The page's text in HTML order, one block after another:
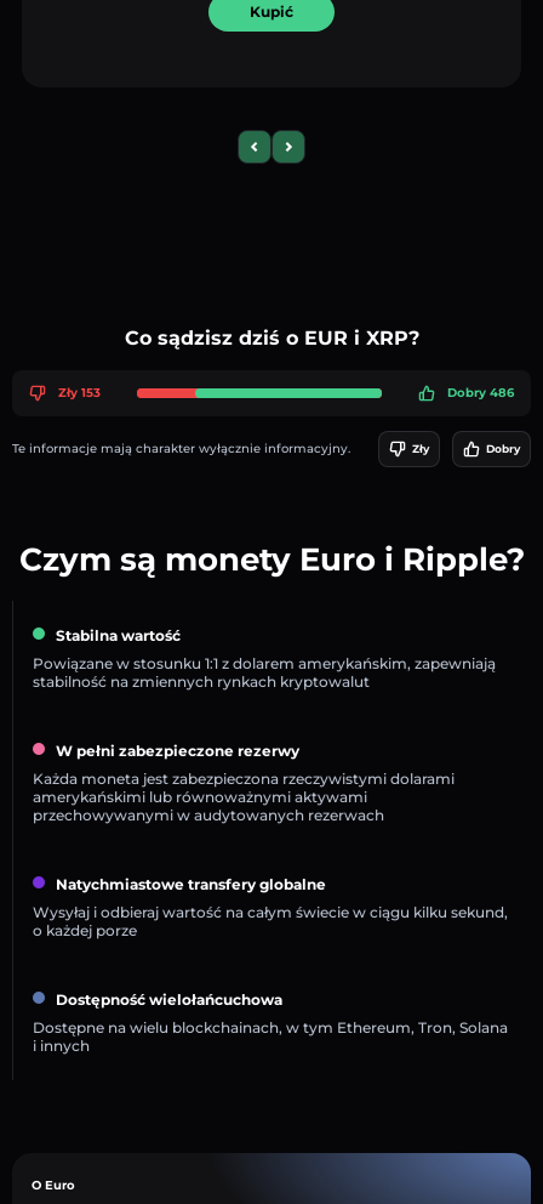
Kupić
Previous slide
Next slide
Co sądzisz dziś o EUR i XRP?
Zły 153 Dobry 486
Te informacje mają charakter wyłącznie informacyjny. Zły Dobry
Czym są monety Euro i Ripple?
Stabilna wartość
Powiązane w stosunku 1:1 z dolarem amerykańskim, zapewniają
stabilność na zmiennych rynkach kryptowalut
W pełni zabezpieczone rezerwy
Każda moneta jest zabezpieczona rzeczywistymi dolarami
amerykańskimi lub równoważnymi aktywami
przechowywanymi w audytowanych rezerwach
Natychmiastowe transfery globalne
Wysyłaj i odbieraj wartość na całym świecie w ciągu kilku sekund,
o każdej porze
Dostępność wielołańcuchowa
Dostępne na wielu blockchainach, w tym Ethereum, Tron, Solana
i innych
O Euro